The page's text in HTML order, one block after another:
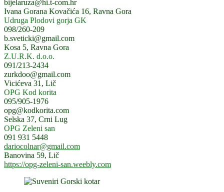
bijelaruza@hi.t-com.hr
Ivana Gorana Kovačića 16, Ravna Gora
Udruga Plodovi gorja GK
098/260-209
b.sveticki@gmail.com
Kosa 5, Ravna Gora
Z.U.R.K. d.o.o.
091/213-2434
zurkdoo@gmail.com
Vicićeva 31, Lič
OPG Kod korita
095/905-1976
opg@kodkorita.com
Selska 37, Crni Lug
OPG Zeleni san
091 931 5448
dariocolnar@gmail.com
Banovina 59, Lič
https://opg-zeleni-san.weebly.com